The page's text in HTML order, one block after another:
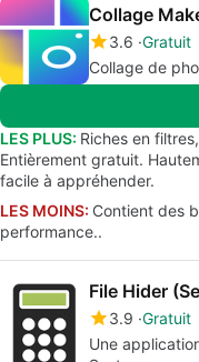
Collage
3.6 Gratuit
Collage de
LES PLUS: Riches en
Entièrement gratuit.
facile à appréhender.
LES MOINS: Contient des
performance..
3.9 Gratuit
Une